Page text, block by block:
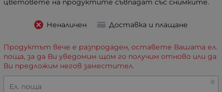
цветовете на продуктите съвпадат със снимките.
Неналичен Доставка и плащане
Продуктът вече е разпродаден, оставете Вашата ел.
поща, за да Ви уведомим щом го получим отново или да
Ви предложим негов заместител.
Ел. поща